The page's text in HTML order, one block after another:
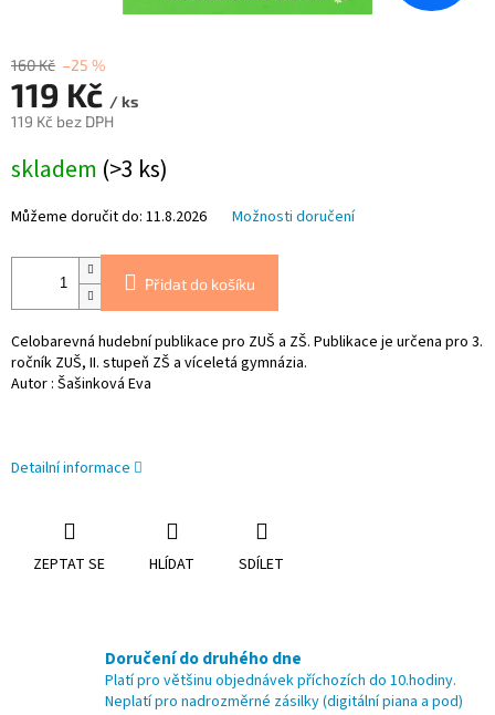
160 Kč –25 %
119 Kč / ks
119 Kč bez DPH
cena:
skladem (>3 ks)
Můžeme doručit do: 11.8.2026 Možnosti doručení
Přidat do košíku
Celobarevná hudební publikace pro ZUŠ a ZŠ. Publikace je určena pro 3.
ročník ZUŠ, II. stupeň ZŠ a víceletá gymnázia.
Autor : Šašinková Eva
Detailní informace
ZEPTAT SE HLÍDAT SDÍLET
Doručení do druhého dne
Platí pro většinu objednávek příchozích do 10.hodiny.
Neplatí pro nadrozměrné zásilky (digitální piana a pod)